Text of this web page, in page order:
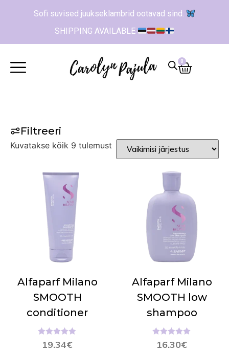
Sofi suvised juukseklambrid ootavad sind.
SHIPPING AVAILABLE
0
Filtreeri
Kuvatakse kõik 9 tulemust
Alfaparf Milano
SMOOTH
conditioner
19.34€
Hinnanguga
5.00/ 5
Alfaparf Milano
SMOOTH low
shampoo
16.30€
Hinnanguga
5.00/ 5